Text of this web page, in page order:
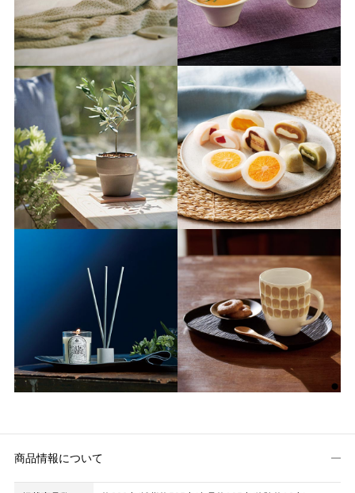
商品情報について